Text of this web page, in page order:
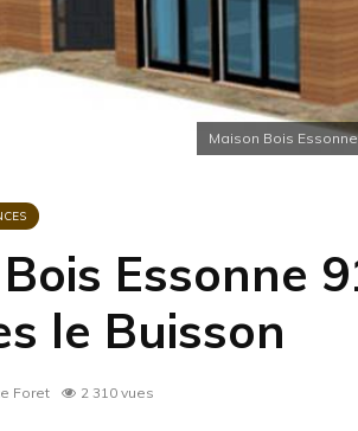
Maison Bois
Essonne
le Buisson
Foret 2 310 vues